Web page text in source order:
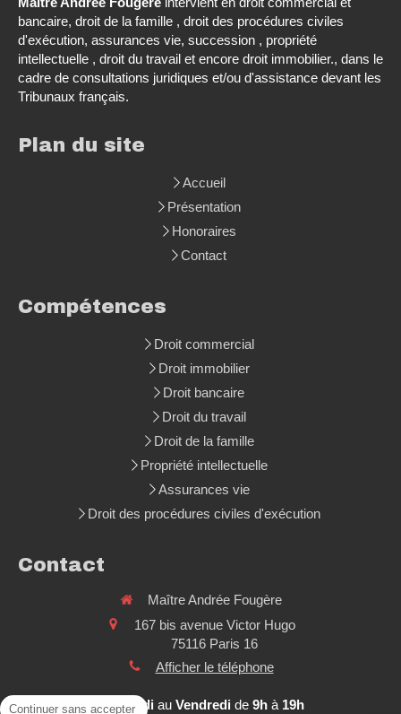
bancaire, droit de la famille , droit des procédures civiles
d'exécution, assurances vie, succession , propriété
intellectuelle , droit du travail et encore droit immobilier., dans le
cadre de consultations juridiques et/ou d'assistance devant les
Tribunaux français.
Plan du site
Accueil
Présentation
Honoraires
Contact
Compétences
Droit commercial
Droit immobilier
Droit bancaire
Droit du travail
Droit de la famille
Propriété intellectuelle
Assurances vie
Droit des procédures civiles d'exécution
Contact
Maître Andrée Fougère
167 bis avenue Victor Hugo
75116 Paris 16
Afficher le téléphone
DuLundi au Vendredi de 9hà 19h
Continuer sans accepter